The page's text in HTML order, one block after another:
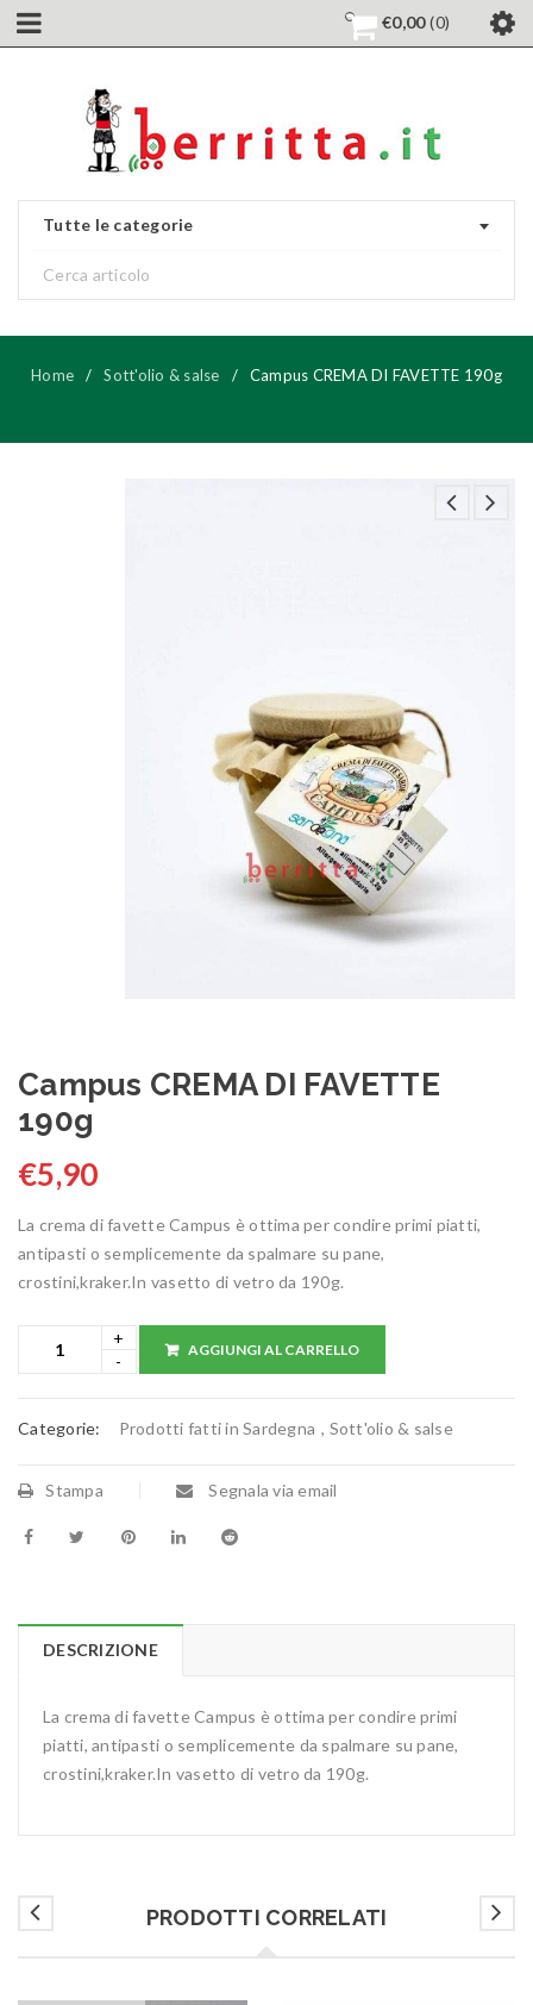
€0,00 0
Tutte le categorie
Home / Sott'olio & salse / Campus CREMA DI FAVETTE 190g
Campus CREMA DI FAVETTE
190g
€5,90
La crema di favette Campus è ottima per condire primi piatti,
antipasti o semplicemente da spalmare su pane,
crostini,kraker.In vasetto di vetro da 190g.
AGGIUNGI AL CARRELLO
Categorie: Prodotti fatti in Sardegna , Sott'olio & salse
Stampa Segnala via email
DESCRIZIONE
La crema di favette Campus è ottima per condire primi
piatti, antipasti o semplicemente da spalmare su pane,
crostini,kraker.In vasetto di vetro da 190g.
PRODOTTI CORRELATI